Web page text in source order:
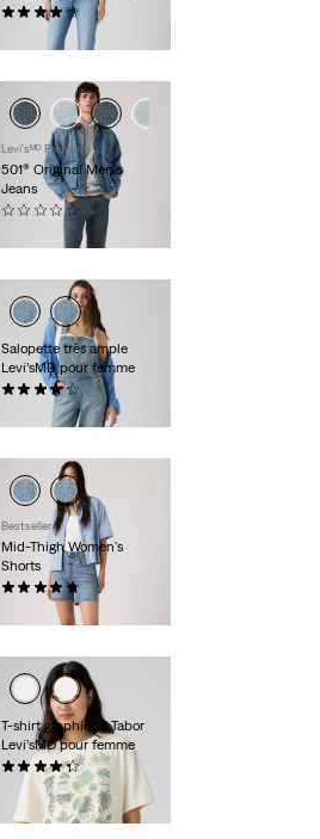
(363)
Levi'sᴹᴰ Premium
501® Original Men's
Jeans
(0)
Salopette très ample
Levi’sMD pour femme
(30)
148,00 $
Bestseller
Mid-Thigh Women's
Shorts
(44)
T-shirt graphique Tabor
Levi’sMD pour femme
(7)
35,00 $